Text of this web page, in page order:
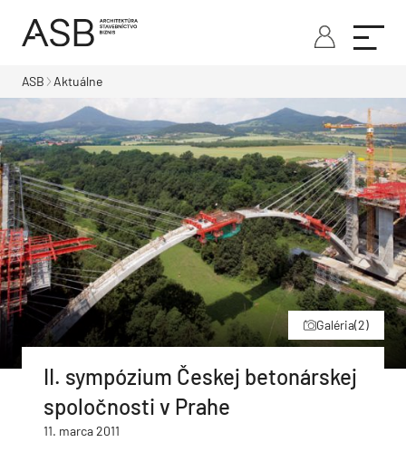
ASB Aktuálne
Galéria(2)
II. sympózium Českej betonárskej
spoločnosti v Prahe
11. marca 2011